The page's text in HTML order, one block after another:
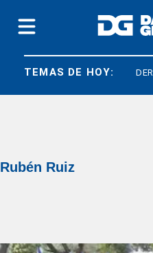
TEMAS DE HOY:
DERECHO A RESPUESTA
Rubén Ruiz